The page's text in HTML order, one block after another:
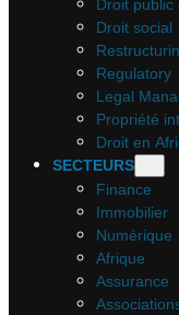
Droit social
Regulatory
Legal
Propriété
Droit en
SECTEURS
Finance
Immobilier
Numérique
Afrique
Assurance